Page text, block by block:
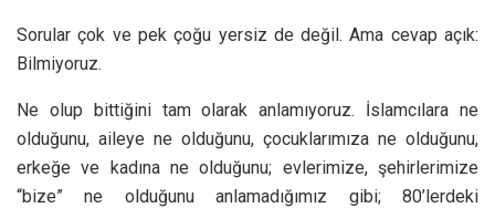
Sorular çok ve pek çoğu yersiz de değil. Ama cevap açık:
Bilmiyoruz.
Ne olup bittiğini tam olarak anlamıyoruz. İslamcılara ne
olduğunu, aileye ne olduğunu, çocuklarımıza ne olduğunu,
erkeğe ve kadına ne olduğunu; evlerimize, şehirlerimize
“bize” ne olduğunu anlamadığımız gibi; 80’lerdeki